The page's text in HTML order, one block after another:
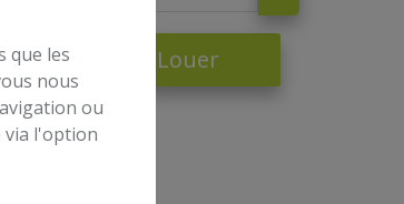
que les
nous
ou
via l'option
À Louer